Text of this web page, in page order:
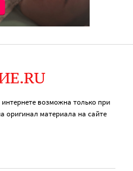
возможна только при
оригинал материала на сайте